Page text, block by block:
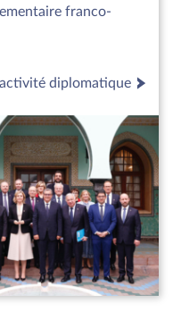
franco-
diplomatique